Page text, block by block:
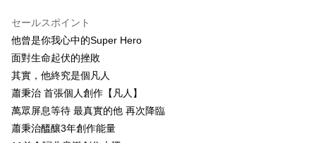
Apple Pay
Easy Wallet
Google Pay
Plus Pay
ATM払い
セールスポイント
他曾是你我心中的Super Hero
面對生命起伏的挫敗
其實，他終究是個凡人
蕭秉治 首張個人創作【凡人】
萬眾屏息等待 最真實的他 再次降臨
蕭秉治醞釀3年創作能量